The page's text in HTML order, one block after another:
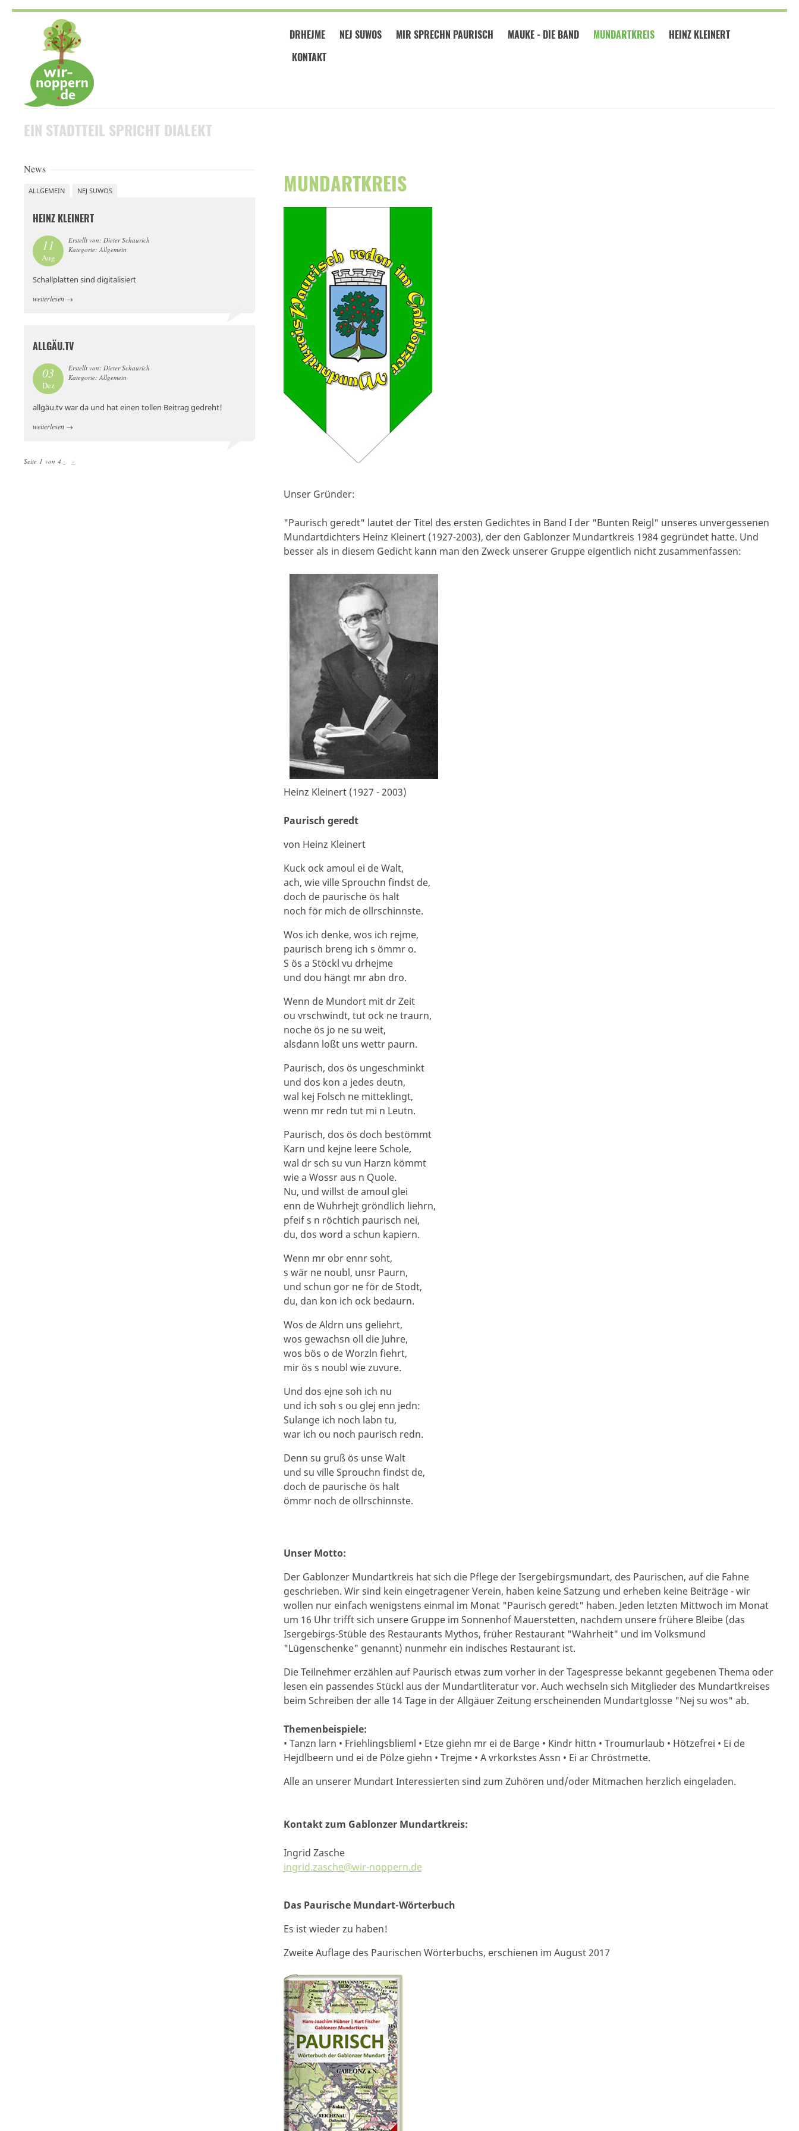
navigation
content
DRHEJME NEJ SUWOS MIR SPRECHN PAURISCH MAUKE - DIE BAND MUNDARTKREIS
HEINZ KLEINERT
KONTAKT
EIN STADTTEIL SPRICHT DIALEKT
MUNDARTKREIS
Unser Gründer:
"Paurisch geredt" lautet der Titel des ersten Gedichtes in Band I der "Bunten Reigl" unseres unvergessenen
Mundartdichters Heinz Kleinert (1927-2003), der den Gablonzer Mundartkreis 1984 gegründet hatte. Und
besser als in diesem Gedicht kann man den Zweck unserer Gruppe eigentlich nicht zusammenfassen:
Heinz Kleinert (1927 - 2003)
Paurisch geredt
von Heinz Kleinert
Kuck ock amoul ei de Walt,
ach, wie ville Sprouchn findst de,
doch de paurische ös halt
noch för mich de ollrschinnste.
Wos ich denke, wos ich rejme,
paurisch breng ich s ömmr o.
S ös a Stöckl vu drhejme
und dou hängt mr abn dro.
Wenn de Mundort mit dr Zeit
ou vrschwindt, tut ock ne traurn,
noche ös jo ne su weit,
alsdann loßt uns wettr paurn.
Paurisch, dos ös ungeschminkt
und dos kon a jedes deutn,
wal kej Folsch ne mitteklingt,
wenn mr redn tut mi n Leutn.
Paurisch, dos ös doch bestömmt
Karn und kejne leere Schole,
wal dr sch su vun Harzn kömmt
wie a Wossr aus n Quole.
Nu, und willst de amoul glei
enn de Wuhrhejt gröndlich liehrn,
pfeif s n röchtich paurisch nei,
du, dos word a schun kapiern.
Wenn mr obr ennr soht,
s wär ne noubl, unsr Paurn,
und schun gor ne för de Stodt,
du, dan kon ich ock bedaurn.
Wos de Aldrn uns geliehrt,
wos gewachsn oll die Juhre,
wos bös o de Worzln fiehrt,
mir ös s noubl wie zuvure.
Und dos ejne soh ich nu
und ich soh s ou glej enn jedn:
Sulange ich noch labn tu,
war ich ou noch paurisch redn.
Denn su gruß ös unse Walt
und su ville Sprouchn findst de,
doch de paurische ös halt
ömmr noch de ollrschinnste.
Unser Motto:
Der Gablonzer Mundartkreis hat sich die Pflege der Isergebirgsmundart, des Paurischen, auf die Fahne
geschrieben. Wir sind kein eingetragener Verein, haben keine Satzung und erheben keine Beiträge - wir
wollen nur einfach wenigstens einmal im Monat "Paurisch geredt" haben. Jeden letzten Mittwoch im Monat
um 16 Uhr trifft sich unsere Gruppe im Sonnenhof Mauerstetten, nachdem unsere frühere Bleibe (das
Isergebirgs-Stüble des Restaurants Mythos, früher Restaurant "Wahr­heit" und im Volksmund
"Lügenschenke" genannt) nunmehr ein indisches Restaurant ist.
Die Teilnehmer erzählen auf Paurisch etwas zum vorher in der Tagespresse bekannt gegebenen Thema oder
lesen ein passendes Stückl aus der Mundartliteratur vor. Auch wechseln sich Mit­glie­der des Mundart­kreises
beim Schreiben der alle 14 Tage in der Allgäuer Zeitung erscheinenden Mundart­glosse "Nej su wos" ab.
Themenbeispiele:
• Tanzn larn • Friehlingsblieml • Etze giehn mr ei de Barge • Kindr hittn • Troumurlaub • Hötzefrei • Ei de
Hejdlbeern und ei de Pölze giehn • Trejme • A vrkorkstes Assn • Ei ar Chröstmette.
Alle an unserer Mundart Interessierten sind zum Zuhören und/oder Mitmachen herzlich eingeladen.
Kontakt zum Gablonzer Mundartkreis:
Ingrid Zasche
ingrid.zasche@wir-noppern.de
Das Paurische Mundart-Wörterbuch
Es ist wieder zu haben!
Zweite Auflage des Paurischen Wörterbuchs, erschienen im August 2017
News
ALLGEMEIN NEJ SUWOS
HEINZ KLEINERT
11
Aug
Erstellt von: Dieter Schaurich
Kategorie: Allgemein
Schallplatten sind digitalisiert
weiterlesen →
ALLGÄU.TV
03
Dez
Erstellt von: Dieter Schaurich
Kategorie: Allgemein
allgäu.tv war da und hat einen tollen Beitrag gedreht!
weiterlesen →
Seite 1 von 4 › »